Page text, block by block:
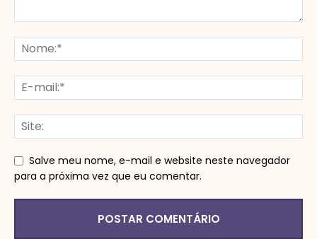
Salve meu nome, e-mail e website neste navegador
para a próxima vez que eu comentar.